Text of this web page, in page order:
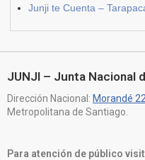
Junji te Cuenta –
JUNJI – Junta Nacional
Dirección Nacional: Morandé
Metropolitana de Santiago.
Para atención de público